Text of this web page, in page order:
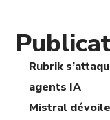
Rubrik
agents IA
Mistral